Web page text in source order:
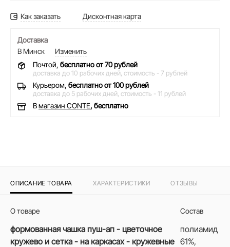
Как заказать Дисконтная карта
Доставка
В Минск
Изменить
Почтой, бесплатно от 70 рублей
доставка до 10 рабочих дней, стоимость - 7 рублей
Курьером, бесплатно от 100 рублей
доставка до 5 рабочих дней, стоимость - 11 рублей
Вмагазин CONTE, бесплатно
ОПИСАНИЕ ТОВАРА ХАРАКТЕРИСТИКИ ОТЗЫВЫ
О товаре
формованная чашка пуш-ап - цветочное
кружево и сетка - на каркасах - кружевные
Состав
полиамид
61%,